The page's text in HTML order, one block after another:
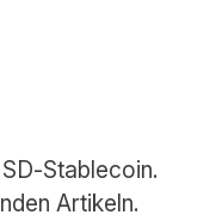
Stablecoin.
Artikeln.